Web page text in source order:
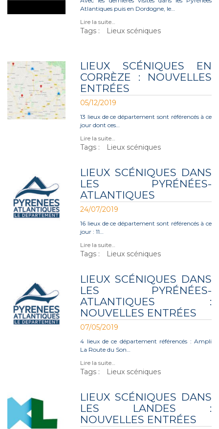
Atlantiques puis en Dordogne, le…
Lire la suite…
Tags : Lieux scéniques
LIEUX SCÉNIQUES EN
CORRÈZE : NOUVELLES
ENTRÉES
05/12/2019
13 lieux de ce département sont référencés à ce
jour dont ces…
Lire la suite…
Tags : Lieux scéniques
LIEUX SCÉNIQUES DANS
LES PYRÉNÉES-
ATLANTIQUES
24/07/2019
16 lieux de ce département sont référencés à ce
jour : 11…
Lire la suite…
Tags : Lieux scéniques
LIEUX SCÉNIQUES DANS
LES PYRÉNÉES-
ATLANTIQUES :
NOUVELLES ENTRÉES
07/05/2019
4 lieux de ce département référencés : Ampli
La Route du Son…
Lire la suite…
Tags : Lieux scéniques
LIEUX SCÉNIQUES DANS
LES LANDES :
NOUVELLES ENTRÉES